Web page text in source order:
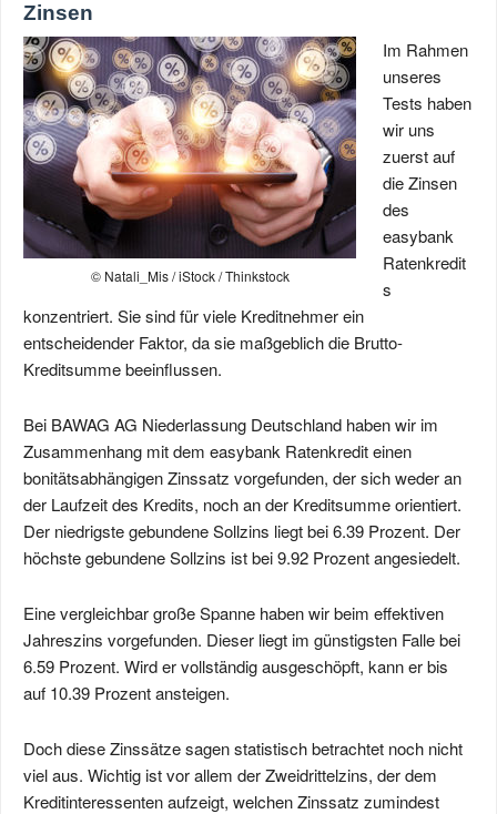
Zinsen
© Natali_Mis / iStock / Thinkstock
Im Rahmen
unseres
Tests haben
wir uns
zuerst auf
die Zinsen
des
easybank
Ratenkredit
s
konzentriert. Sie sind für viele Kreditnehmer ein
entscheidender Faktor, da sie maßgeblich die Brutto-
Kreditsumme beeinflussen.
Bei BAWAG AG Niederlassung Deutschland haben wir im
Zusammenhang mit dem easybank Ratenkredit einen
bonitätsabhängigen Zinssatz vorgefunden, der sich weder an
der Laufzeit des Kredits, noch an der Kreditsumme orientiert.
Der niedrigste gebundene Sollzins liegt bei 6.39 Prozent. Der
höchste gebundene Sollzins ist bei 9.92 Prozent angesiedelt.
Eine vergleichbar große Spanne haben wir beim effektiven
Jahreszins vorgefunden. Dieser liegt im günstigsten Falle bei
6.59 Prozent. Wird er vollständig ausgeschöpft, kann er bis
auf 10.39 Prozent ansteigen.
Doch diese Zinssätze sagen statistisch betrachtet noch nicht
viel aus. Wichtig ist vor allem der Zweidrittelzins, der dem
Kreditinteressenten aufzeigt, welchen Zinssatz zumindest